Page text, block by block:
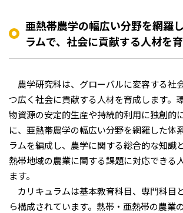
亜熱帯農学の幅広い分野を網羅
ラムで、社会に貢献する人材を
農学研究科は、グローバルに変容する社
つ広く社会に貢献する人材を育成します。
物資源の安定的生産や持続的利用に独創的
に、亜熱帯農学の幅広い分野を網羅した体
ラムを編成し、農学に関する総合的な知識
熱帯地域の農業に関する課題に対応できる
ます。
カリキュラムは基本教育科目、専門科目
ら構成されています。熱帯・亜熱帯の農業